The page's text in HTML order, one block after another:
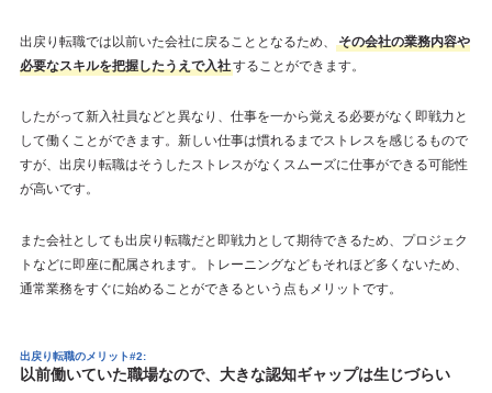
出戻り転職では以前いた会社に戻ることとなるため、
その会社の業務内容や
必要なスキルを把握したうえで入社することができます。
したがって新入社員などと異なり、仕事を一から覚える必要がなく即戦力と
して働くことができます。新しい仕事は慣れるまでストレスを感じるもので
すが、出戻り転職はそうしたストレスがなくスムーズに仕事ができる可能性
が高いです。
また会社としても出戻り転職だと即戦力として期待できるため、プロジェク
トなどに即座に配属されます。トレーニングなどもそれほど多くないため、
通常業務をすぐに始めることができるという点もメリットです。
出戻り転職のメリット#2:
以前働いていた職場なので、大きな認知ギャップは生じづらい